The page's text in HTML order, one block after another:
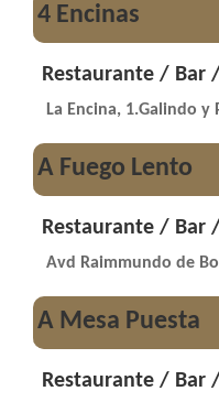
4 Encinas
Restaurante / Bar
La Encina, 1.Galindo y
A Fuego Lento
Restaurante / Bar
Avd Raimmundo de
A Mesa Puesta
Restaurante / Bar